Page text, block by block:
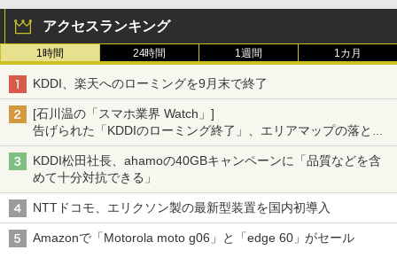
アクセスランキング
1時間 24時間 1週間 1カ月
KDDI、楽天へのローミングを9月末で終了
[石川温の「スマホ業界 Watch」]
告げられた「KDDIのローミング終了」、エリアマップの落とし
穴と楽天モバイルの課題
KDDI松田社長、ahamoの40GBキャンペーンに「品質などを含
めて十分対抗できる」
NTTドコモ、エリクソン製の最新型装置を国内初導入
Amazonで「Motorola moto g06」と「edge 60」がセール